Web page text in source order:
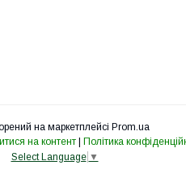
на маркетплейсі Prom.ua
на контент | Політика
Select Language ▼